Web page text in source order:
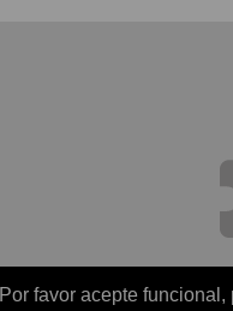
Por favor acepte